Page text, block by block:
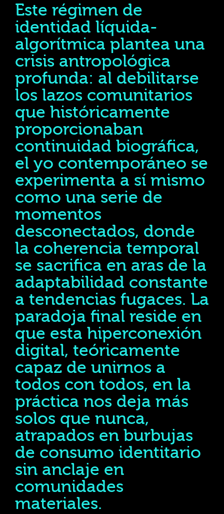
Este régimen de
identidad líquida-
algorítmica plantea una
crisis antropológica
profunda: al debilitarse
los lazos comunitarios
que históricamente
proporcionaban
continuidad biográfica,
el yo contemporáneo se
experimenta a sí mismo
como una serie de
momentos
desconectados, donde
la coherencia temporal
se sacrifica en aras de la
adaptabilidad constante
a tendencias fugaces. La
paradoja final reside en
que esta hiperconexión
digital, teóricamente
capaz de unirnos a
todos con todos, en la
práctica nos deja más
solos que nunca,
atrapados en burbujas
de consumo identitario
sin anclaje en
comunidades
materiales.